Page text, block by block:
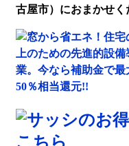
古屋市）におまかせく